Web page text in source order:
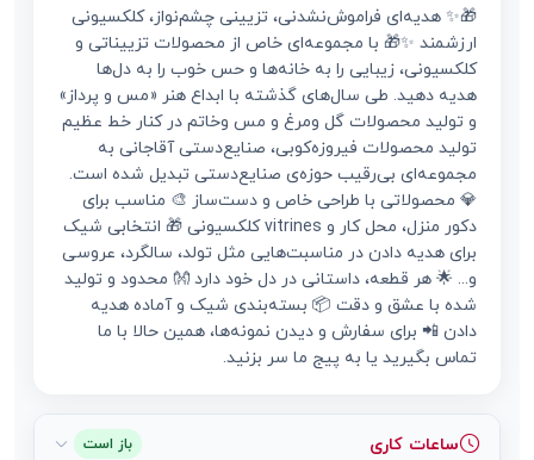
🎁✨ هدیه‌ای فراموش‌نشدنی، تزیینی چشم‌نواز، کلکسیونی
ارزشمند ✨🎁 با مجموعه‌ای خاص از محصولات تزییناتی و
کلکسیونی، زیبایی را به خانه‌ها و حس خوب را به دل‌ها
هدیه دهید. طی سال‌های گذشته با ابداع هنر «مس و پرداز»
و تولید محصولات گل‌ ومرغ و مس‌ وخاتم در کنار خط عظیم
تولید محصولات فیروزه‌کوبی، صنایع‌دستی آقاجانی به
مجموعه‌ای بی‌رقیب حوزه‌ی صنایع‌دستی تبدیل شده است.
💎 محصولاتی با طراحی خاص و دست‌ساز 🎨 مناسب برای
دکور منزل، محل کار و vitrines کلکسیونی 🎁 انتخابی شیک
برای هدیه دادن در مناسبت‌هایی مثل تولد، سالگرد، عروسی
و... 🌟 هر قطعه، داستانی در دل خود دارد 👐 محدود و تولید
شده با عشق و دقت 📦 بسته‌بندی شیک و آماده هدیه
دادن 📲 برای سفارش و دیدن نمونه‌ها، همین حالا با ما
تماس بگیرید یا به پیج ما سر بزنید.
ساعات کاری باز است